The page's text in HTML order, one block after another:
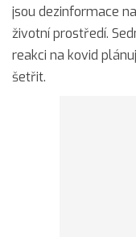
jsou dezinformace
životní prostředí.
reakci na kovid
šetřit.